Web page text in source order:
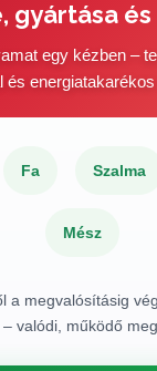
gyártása
egy kézben –
és
Fa Szalma
Mész
a megvalósításig
valódi, működő